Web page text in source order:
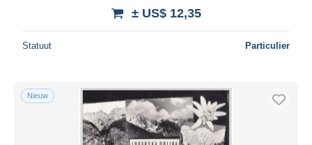
± US$ 12,35
Statuut Particulier
Nieuw